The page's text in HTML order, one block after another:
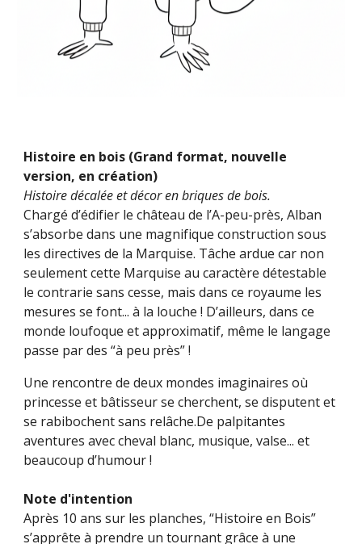
Histoire en bois (Grand format, nouvelle
version, en création)
Histoiredécalée et décor enbriques de bois.
Chargé d’édifier le château de l’A-peu-près, Alban
s’absorbe dans une magnifique construction sous
les directives de la Marquise. Tâche ardue car non
seulement cette Marquise au caractère détestable
le contrarie sans cesse, mais dans ce royaume les
mesures se font... à la louche ! D’ailleurs, dans ce
monde loufoque et approximatif, même le langage
passe par des “à peu près” !
Une rencontre de deux mondes imaginaires où
princesse et bâtisseur se cherchent, se disputent et
se rabibochent sans relâche.De palpitantes
aventures avec cheval blanc, musique, valse... et
beaucoup d’humour !
Note d'intention
Après 10 ans sur les planches, “Histoire en Bois”
s’apprête à prendre un tournant grâce à une